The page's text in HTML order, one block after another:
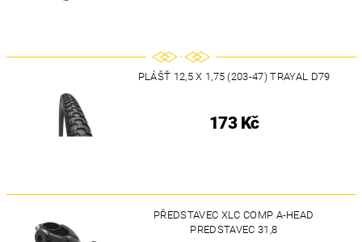
PLÁŠŤ 12,5 X 1,75 (203-47) TRAYAL D79
173 Kč
PŘEDSTAVEC XLC COMP A-HEAD
PREDSTAVEC 31,8